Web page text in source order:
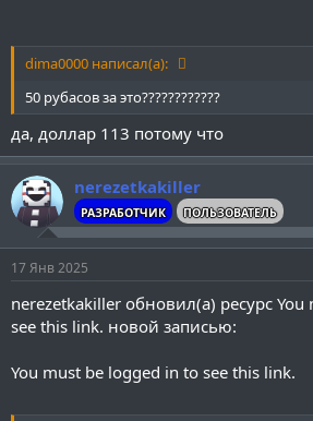
dima0000 написал(а):
50 рубасов за это????????????
да, доллар 113 потому что
nerezetkakiller
РАЗРАБОТЧИК ПОЛЬЗОВАТЕЛЬ
17 Янв 2025
nerezetkakiller обновил(а) ресурс You
see this link. новой записью:
You must be logged in to see this link.